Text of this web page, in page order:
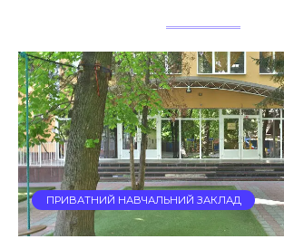
ПРИВАТНИЙ НАВЧАЛЬНИЙ ЗАКЛАД